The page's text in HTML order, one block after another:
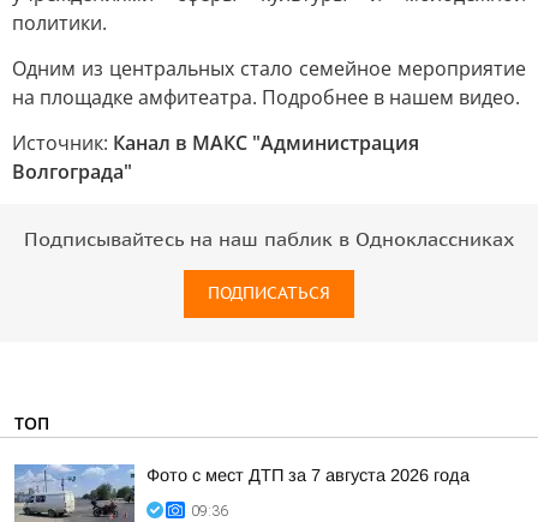
политики.
Одним из центральных стало семейное мероприятие
на площадке амфитеатра. Подробнее в нашем видео.
Источник: Канал в МАКС "Администрация
Волгограда"
Подписывайтесь на наш паблик в Одноклассниках
ПОДПИСАТЬСЯ
ТОП
Фото с мест ДТП за 7 августа 2026 года
09:36